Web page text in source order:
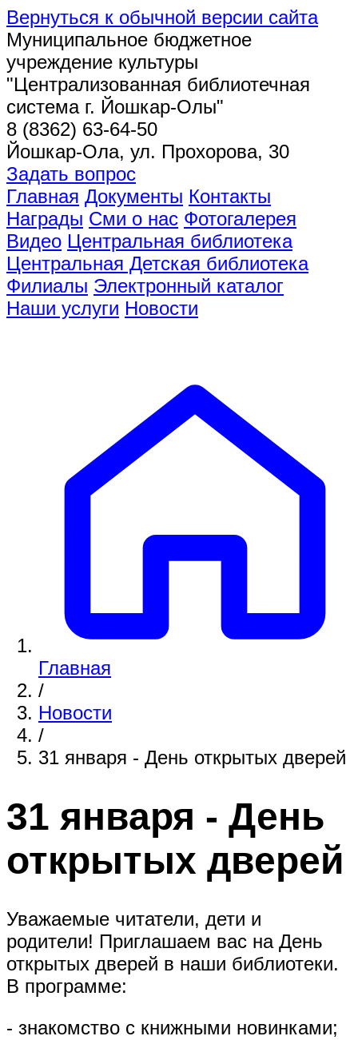
Вернуться к обычной версии сайта
Муниципальное бюджетное
учреждение культуры
"Централизованная библиотечная
система г. Йошкар-Олы"
8 (8362) 63-64-50
Йошкар-Ола, ул. Прохорова, 30
Задать вопрос
Главная Документы Контакты
Награды Сми о нас Фотогалерея
Видео Центральная библиотека
Центральная Детская библиотека
Филиалы Электронный каталог
Наши услуги Новости
Главная
/
Новости
/
31 января - День открытых дверей
31 января - День
открытых дверей
Уважаемые читатели, дети и
родители! Приглашаем вас на День
открытых дверей в наши библиотеки.
В программе:
- знакомство с книжными новинками;